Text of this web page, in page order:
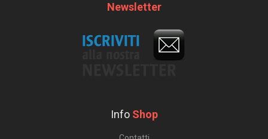
Newsletter
Info Shop